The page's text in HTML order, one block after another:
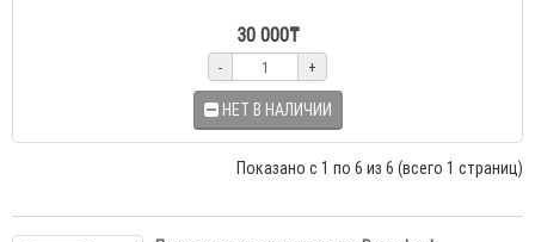
30 000₸
- +
НЕТ В НАЛИЧИИ
Показано с 1 по 6 из 6 (всего 1 страниц)